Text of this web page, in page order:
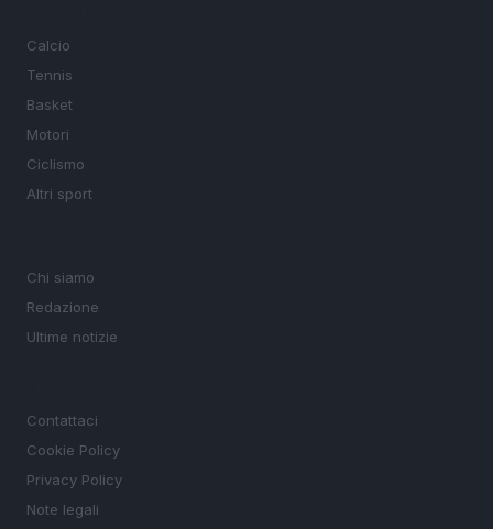
Calcio
Tennis
Basket
Motori
Ciclismo
Altri sport
Chi siamo
Redazione
Ultime notizie
Contattaci
Cookie Policy
Privacy Policy
Note legali